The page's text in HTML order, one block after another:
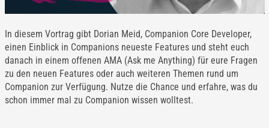
In diesem Vortrag gibt Dorian Meid, Companion Core Developer,
einen Einblick in Companions neueste Features und steht euch
danach in einem offenen AMA (Ask me Anything) für eure Fragen
zu den neuen Features oder auch weiteren Themen rund um
Companion zur Verfügung. Nutze die Chance und erfahre, was du
schon immer mal zu Companion wissen wolltest.